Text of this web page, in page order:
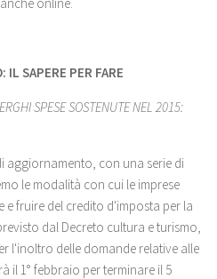
SAPERE PER FARE
SPESE SOSTENUTE NEL 2015:
aggiornamento, con una serie di
le modalità con cui le imprese
fruire del credito d'imposta per la
dal Decreto cultura e turismo,
l'inoltro delle domande relative alle
il 1° febbraio per terminare il 5